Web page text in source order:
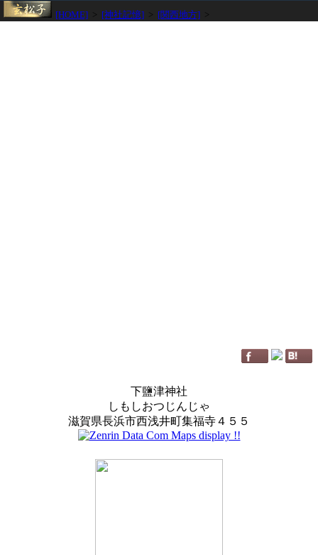
[HOME] [神社記憶] [関西地方]
下鹽津神社
しもしおつじんじゃ
滋賀県長浜市西浅井町集福寺４５５